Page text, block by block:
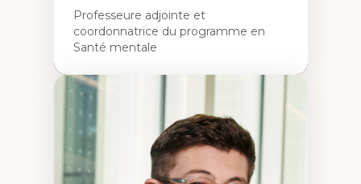
Professeure adjointe et
coordonnatrice du programme en
Santé mentale
Expertises
Neuropsychiatrie et neurosciences
Direction d'essais cliniques
Analyse des politiques et pratiques en santé
mentale
Développement de protocoles d'essais